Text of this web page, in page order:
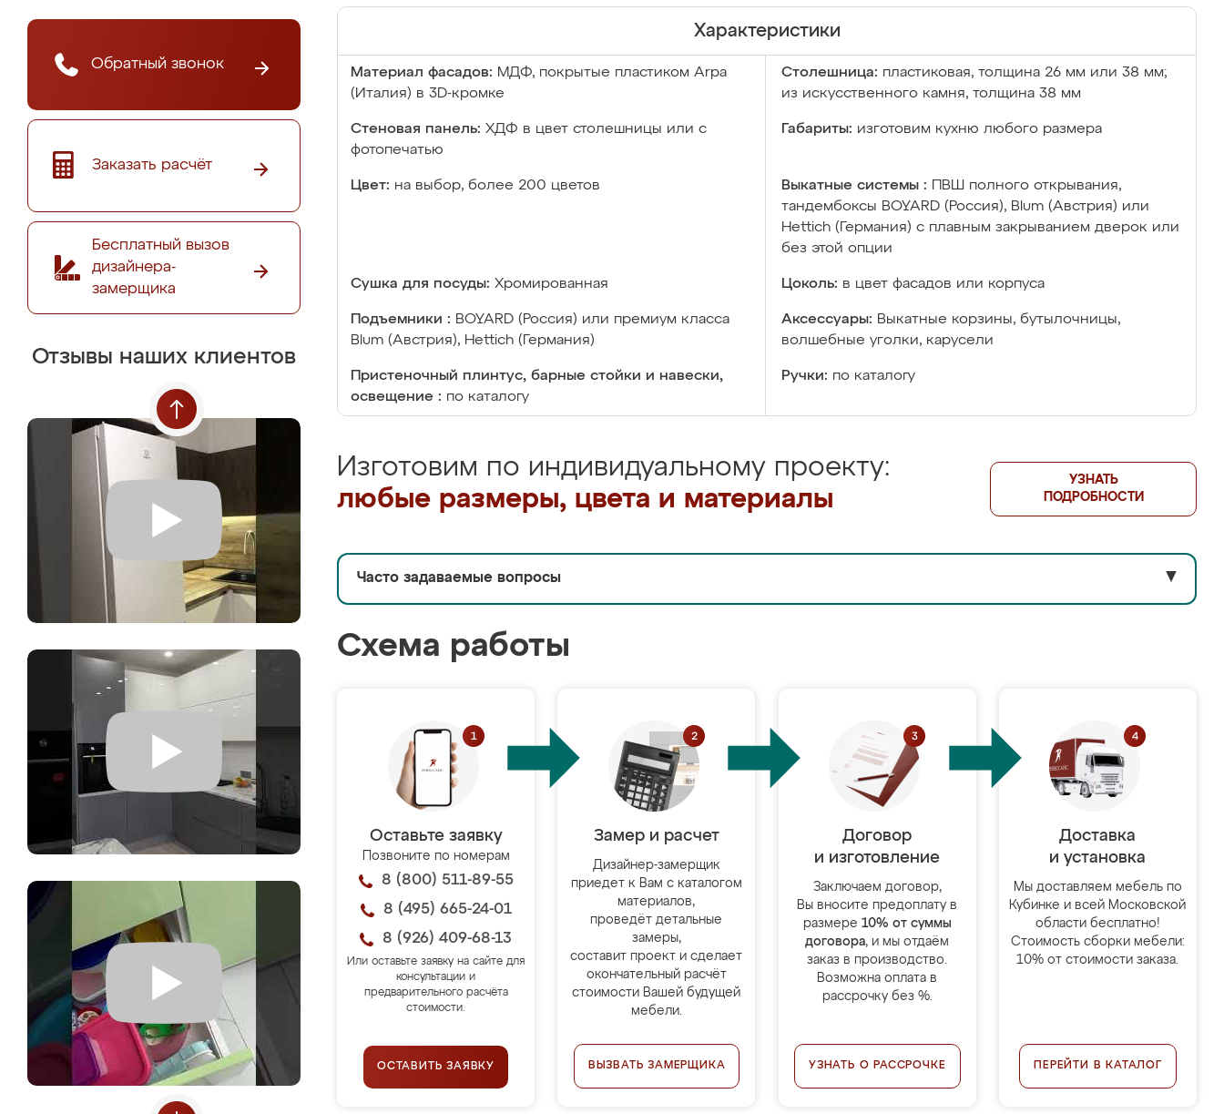
Обратный звонок
Заказать расчёт
Бесплатный вызов
дизайнера-
замерщика
Отзывы наших клиентов
Характеристики
Материал фасадов: МДФ, покрытые пластиком Arpa
(Италия) в 3D-кромке
Столешница: пластиковая, толщина 26 мм или 38 мм;
из искусственного камня, толщина 38 мм
Стеновая панель: ХДФ в цвет столешницы или с
фотопечатью
Габариты: изготовим кухню любого размера
Цвет: на выбор, более 200 цветов Выкатные системы :
ПВШ полного открывания,
тандембоксы BOYARD (Россия), Blum (Австрия) или
Hettich (Германия) с плавным закрыванием дверок или
без этой опции
Сушка для посуды: Хромированная Цоколь: в цвет фасадов или корпуса
Подъемники : BOYARD (Россия) или премиум класса
Blum (Австрия), Hettich (Германия)
Аксессуары: Выкатные корзины, бутылочницы,
волшебные уголки, карусели
Пристеночный плинтус, барные стойки и навески,
освещение : по каталогу
Ручки: по каталогу
Изготовим по индивидуальному проекту:
любые размеры, цвета и материалы
УЗНАТЬ
ПОДРОБНОСТИ
Часто задаваемые вопросы ▼
Схема работы
Оставьте заявку
Позвоните по номерам
8 (800) 511-89-55
8 (495) 665-24-01
8 (926) 409-68-13
Или оставьте заявку на сайте для
консультации и
предварительного расчёта
стоимости.
ОСТАВИТЬ ЗАЯВКУ
Замер и расчет
Дизайнер-замерщик
приедет к Вам с каталогом
материалов,
проведёт детальные
замеры,
составит проект и сделает
окончательный расчёт
стоимости Вашей будущей
мебели.
ВЫЗВАТЬ ЗАМЕРЩИКА
Договор
и изготовление
Заключаем договор,
Вы вносите предоплату в
размере 10% от суммы
договора, и мы отдаём
заказ в производство.
Возможна оплата в
рассрочку без %.
УЗНАТЬ О РАССРОЧКЕ
Доставка
и установка
Мы доставляем мебель по
Кубинке и всей Московской
области бесплатно!
Стоимость сборки мебели:
10% от стоимости заказа.
ПЕРЕЙТИ В КАТАЛОГ